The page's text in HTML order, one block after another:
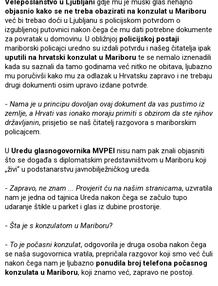
Veleposlanstvo u Ljubljani gdje mu je muški glas nehajno
objasnio kako se ne treba obazirati na konzulat u Mariboru
već bi trebao doći u Ljubljanu s policijskom potvrdom o
izgubljenoj putovnici nakon čega će mu dati potrebne dokumente
za povratak u domovinu. U obližnjoj policijskoj postaji
mariborski policajci uredno su izdali potvrdu i našeg čitatelja ipak
uputili na hrvatski konzulat u Mariboru te se nemalo iznenadili
kada su saznali da tamo godinama već nitko ne obitava, ljubazno
mu poručivši kako mu za odlazak u Hrvatsku zapravo i ne trebaju
drugi dokumenti osim upravo izdane potvrde.
- Nama je u principu dovoljan ovaj dokument da vas pustimo iz
zemlje, a Hrvati vas ionako moraju primiti s obzirom da ste njihov
državljanin, prisjetio se naš čitatelj razgovora s mariborskim
policajcem.
U Uredu glasnogovornika MVPEI nisu nam pak znali objasniti
što se događa s diplomatskim predstavništvom u Mariboru koji
„živi“ u podstanarstvu javnobilježničkog ureda.
- Zapravo, ne znam ... Provjerit ću na našim stranicama, uzvratila
nam je jedna od tajnica Ureda nakon čega se začulo tupo
udaranje štikle u parket i glas iz dubine prostorije.
- Šta je s konzulatom u Mariboru?
- To je počasni konzulat, odgovorila je druga osoba nakon čega
se naša sugovornica vratila, prepričala razgovor koji smo već čuli
nakon čega nam je ljubazno ponudila broj telefona počasnog
konzulata u Mariboru, koji znamo već, zapravo ne postoji.